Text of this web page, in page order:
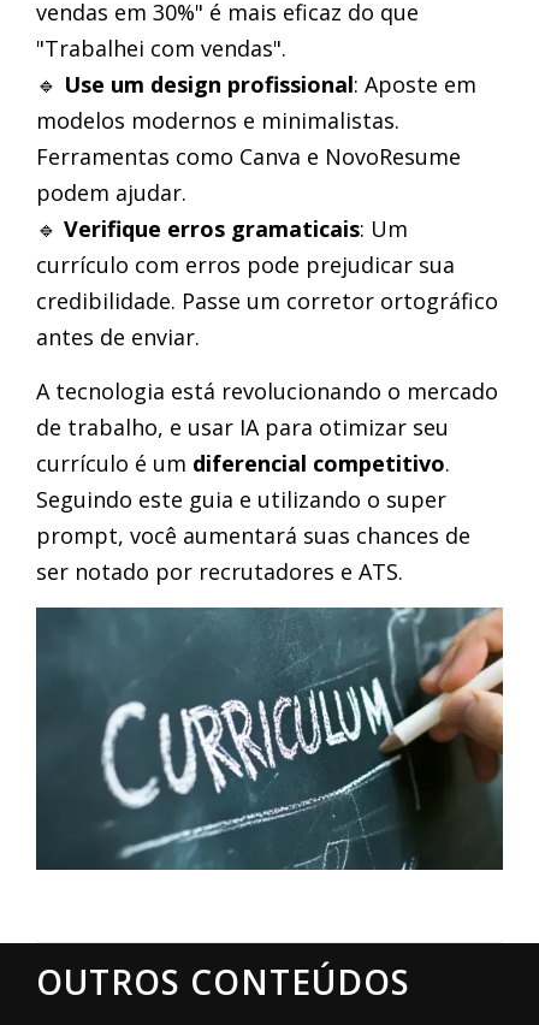
vendas em 30%" é mais eficaz do que
"Trabalhei com vendas".
🔹 Use um design profissional: Aposte em
modelos modernos e minimalistas.
Ferramentas como Canva e NovoResume
podem ajudar.
🔹 Verifique erros gramaticais: Um
currículo com erros pode prejudicar sua
credibilidade. Passe um corretor ortográfico
antes de enviar.
A tecnologia está revolucionando o mercado
de trabalho, e usar IA para otimizar seu
currículo é um diferencial competitivo.
Seguindo este guia e utilizando o super
prompt, você aumentará suas chances de
ser notado por recrutadores e ATS.
OUTROS CONTEÚDOS